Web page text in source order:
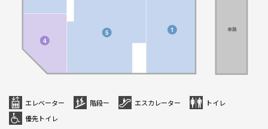
エレベーター 階段ー エスカレーター
トイレ
優先トイレ